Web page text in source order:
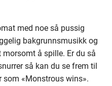
med noe så pussig
bakgrunnsmusikk og
å spille. Er du så
så kan du se frem til
«Monstrous wins».